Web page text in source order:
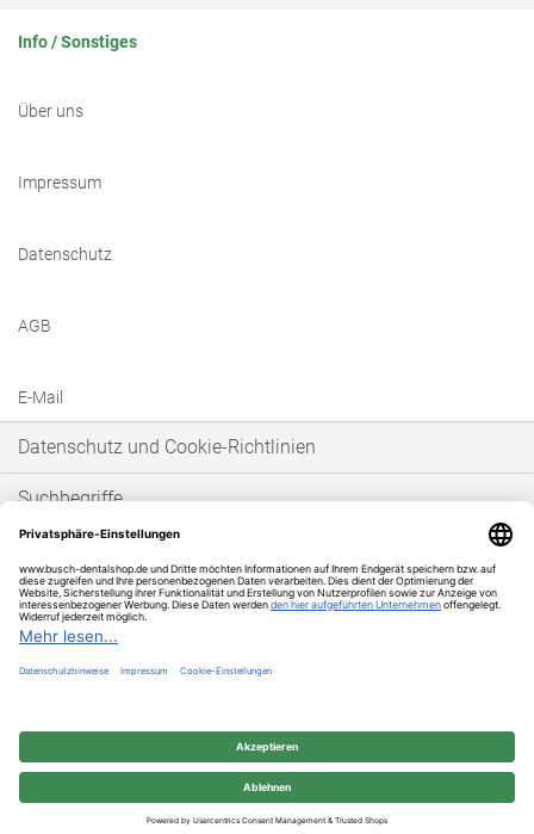
Info / Sonstiges
Über uns
Impressum
Datenschutz
AGB
E-Mail
Datenschutz und Cookie-Richtlinien
Suchbegriffe
Bestellungen und Rücksendungen
© 2025 BUSCH & CO. GmbH & Co. KG | Unterkaltenbach 17-27 | D - 51766
Engelskirchen | Telefon +49 (0) 22 63 - 86 - 380 | Telefax +49 (0) 22 63 - 2 07 41
| service@busch-dentalshop.de | www.busch-dentalshop.de